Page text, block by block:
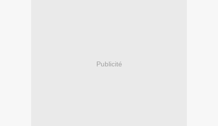
Publicité